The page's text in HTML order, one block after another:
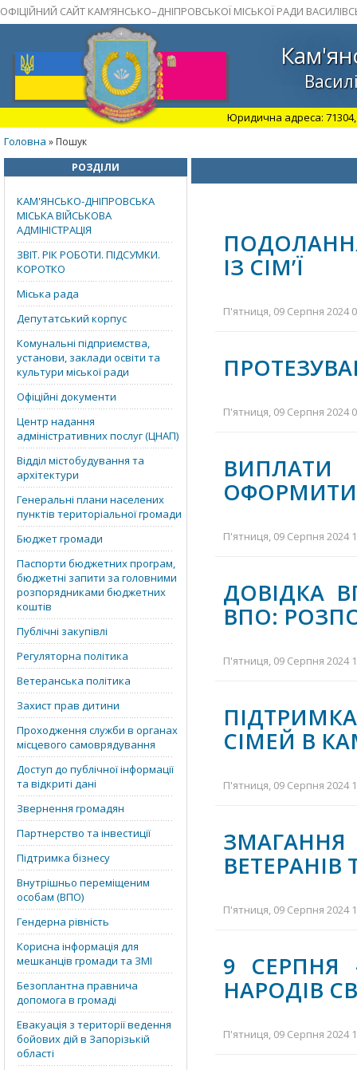
ОФІЦІЙНИЙ САЙТ КАМ’ЯНСЬКО–ДНІПРОВСЬКОЇ МІСЬКОЇ РАДИ
Юридична адреса: 71304,
Головна » Пошук
РОЗДІЛИ
КАМ'ЯНСЬКО-ДНІПРОВСЬКА
МІСЬКА ВІЙСЬКОВА
АДМІНІСТРАЦІЯ
ЗВІТ. РІК РОБОТИ. ПІДСУМКИ.
КОРОТКО
Міська рада
Депутатський корпус
Комунальні підприємства,
установи, заклади освіти та
культури міської ради
Офіційні документи
Центр надання
адміністративних послуг (ЦНАП)
Відділ містобудування та
архітектури
Генеральні плани населених
пунктів територіальної громади
Бюджет громади
Паспорти бюджетних програм,
бюджетні запити за головними
розпорядниками бюджетних
коштів
Публічні закупівлі
Регуляторна політика
Ветеранська політика
Захист прав дитини
Проходження служби в органах
місцевого самоврядування
Доступ до публічної інформації
та відкриті дані
Звернення громадян
Партнерство та інвестиції
Підтримка бізнесу
Внутрішньо переміщеним
особам (ВПО)
Гендерна рівність
Корисна інформація для
мешканців громади та ЗМІ
Безоплантна правнича
допомога в громаді
Евакуація з території ведення
бойових дій в Запорізькій
області
ІЗ СІМ’Ї
П'ятниця, 09 Серпня 2024
П'ятниця, 09 Серпня 2024
ВИПЛАТИ
П'ятниця, 09 Серпня 2024
ДОВІДКА
ВПО:
П'ятниця, 09 Серпня 2024
СІМЕЙ В
П'ятниця, 09 Серпня 2024
П'ятниця, 09 Серпня 2024
9 СЕРПНЯ
НАРОДІВ
П'ятниця, 09 Серпня 2024